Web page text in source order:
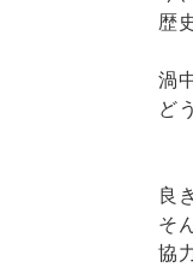
歴
渦
ど
良
そ
協